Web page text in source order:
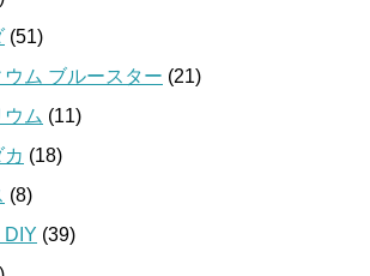
(51)
ム ブルースター (21)
ウム (11)
(18)
(8)
DIY (39)